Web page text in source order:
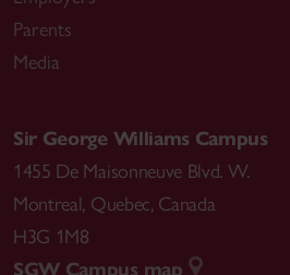
Parents
Media
Sir George Williams Campus
1455 De Maisonneuve Blvd. W.
Montreal, Quebec, Canada
H3G 1M8
SGW Campus map